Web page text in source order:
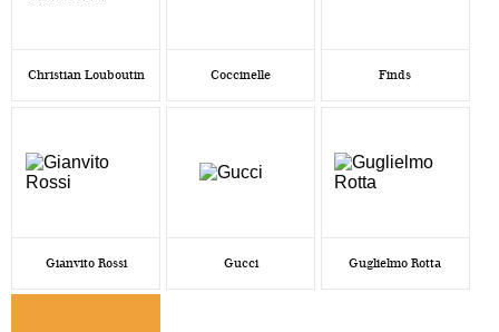
Christian Louboutin Coccinelle Finds
Gianvito Rossi Gucci Guglielmo Rotta